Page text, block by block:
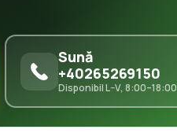
Sună
+40265269150
Disponibil L–V, 8:00–18:00